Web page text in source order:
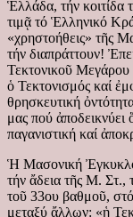
Ἑλλάδα, τήν κοιτίδα
τιμᾷ τό Ἑλληνικό
«χρηστοήθεις» τῆς
τήν διαπράττουν!
Τεκτονικοῦ Μεγάρου
ὁ Τεκτονισμός καί
θρησκευτική
μας πού ἀποδεικνύει
παγανιστική καί
Ἡ Μασονική
τήν ἄδεια τῆς Μ.
τοῦ 33ου βαθμοῦ,
μεταξύ ἄλλων: «ἡ